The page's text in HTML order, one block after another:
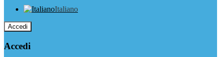
Italiano
Accedi
Accedi